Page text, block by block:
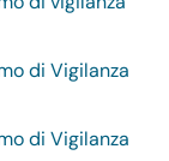
di Vigilanza
di Vigilanza